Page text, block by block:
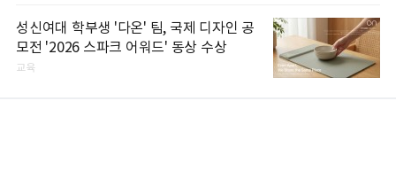
성신여대 학부생 '다온' 팀, 국제 디자인 공
모전 '2026 스파크 어워드' 동상 수상
교육